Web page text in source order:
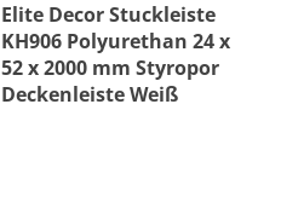
Elite Decor Stuckleiste
KH906 Polyurethan 24 x
52 x 2000 mm Styropor
Deckenleiste Weiß